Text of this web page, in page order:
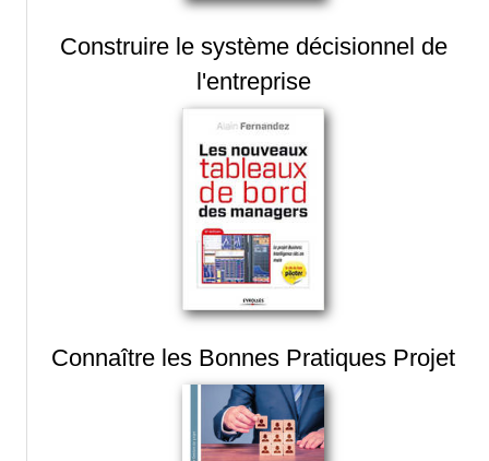
Construire le système décisionnel de
l'entreprise
Connaître les Bonnes Pratiques Projet